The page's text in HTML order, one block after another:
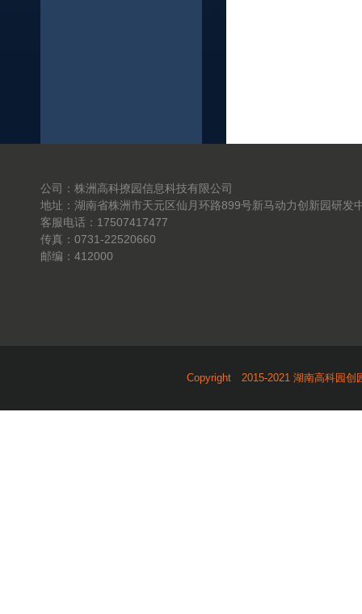
公司：株洲高科撩园信息科技有限公司
地址：湖南省株洲市天元区仙月环路899号新马动力创新园研发
客服电话：17507417477
传真：0731-22520660
邮编：412000
Copyright 2015-2021 湖南高科园创